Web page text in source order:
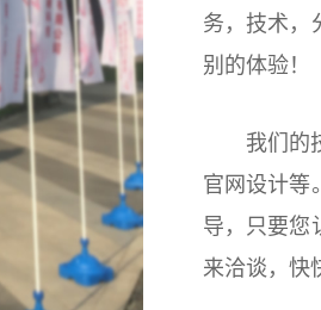
务，技术，
别的体验！
我们的
官网设计等
导，只要您
来洽谈，快